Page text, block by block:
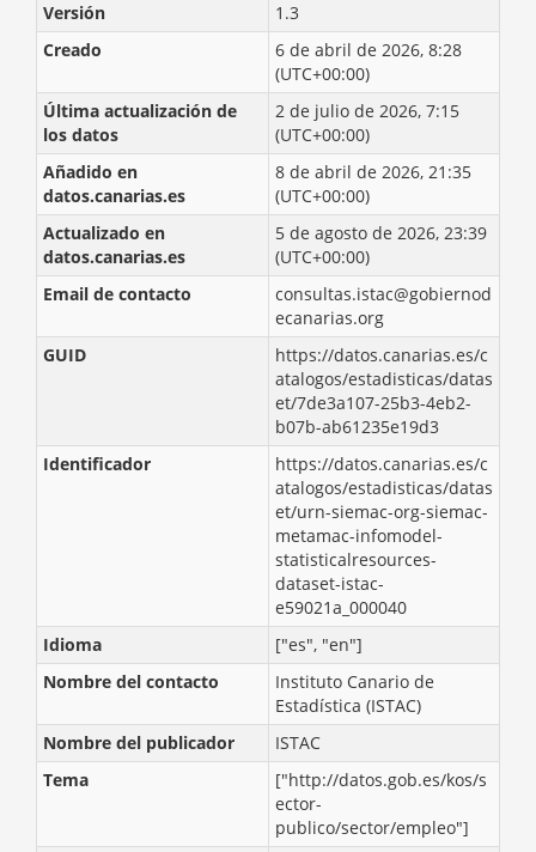
Versión
1.3
Creado
6 de abril de 2026, 8:28
(UTC+00:00)
Última actualización de
los datos
2 de julio de 2026, 7:15
(UTC+00:00)
Añadido en
datos.canarias.es
8 de abril de 2026, 21:35
(UTC+00:00)
Actualizado en
datos.canarias.es
5 de agosto de 2026, 23:39
(UTC+00:00)
Email de contacto
consultas.istac@gobiernod
ecanarias.org
GUID
https://datos.canarias.es/c
atalogos/estadisticas/datas
et/7de3a107-25b3-4eb2-
b07b-ab61235e19d3
Identificador
https://datos.canarias.es/c
atalogos/estadisticas/datas
et/urn-siemac-org-siemac-
metamac-infomodel-
statisticalresources-
dataset-istac-
e59021a_000040
Idioma
["es", "en"]
Nombre del contacto
Instituto Canario de
Estadística (ISTAC)
Nombre del publicador
ISTAC
Tema
["http://datos.gob.es/kos/s
ector-
publico/sector/empleo"]